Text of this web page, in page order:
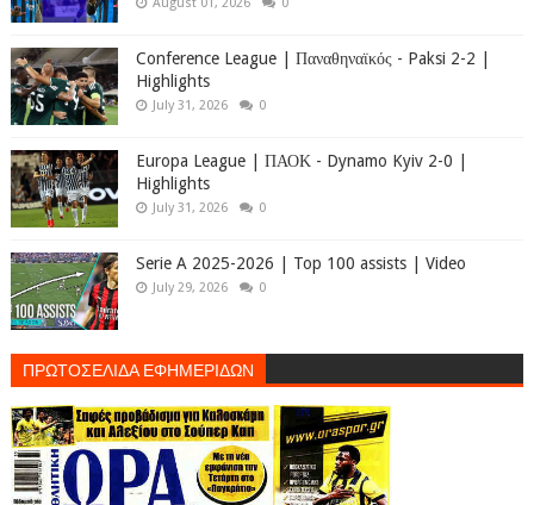
August 01, 2026 0
Conference League | Παναθηναϊκός - Paksi 2-2 |
Highlights
July 31, 2026 0
Europa League | ΠΑΟΚ - Dynamo Kyiv 2-0 |
Highlights
July 31, 2026 0
Serie A 2025-2026 | Top 100 assists | Video
July 29, 2026 0
ΠΡΩΤΟΣΕΛΙΔΑ ΕΦΗΜΕΡΙΔΩΝ